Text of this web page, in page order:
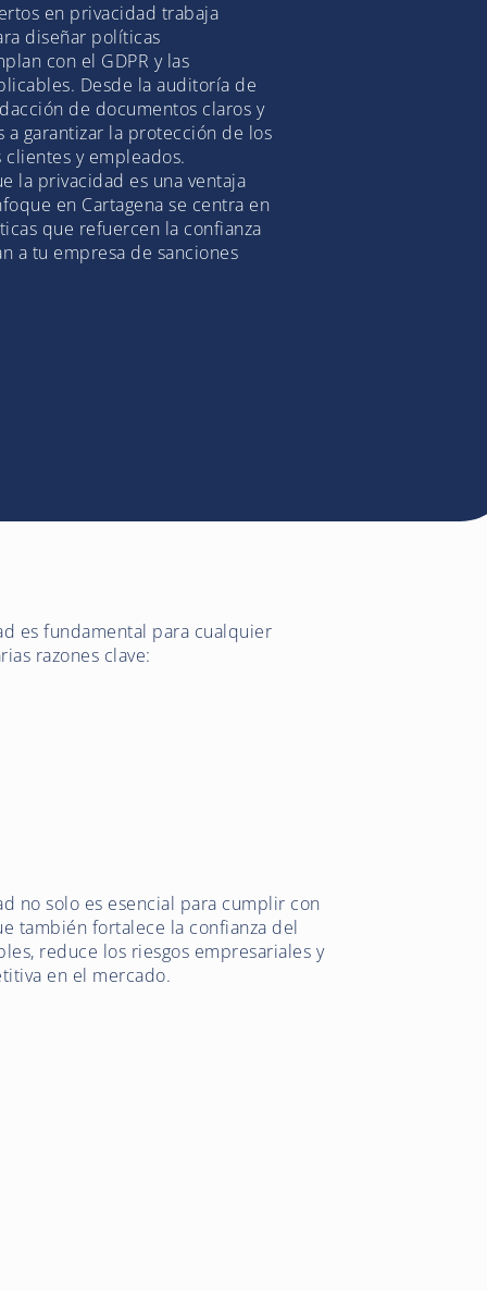
en privacidad trabaja
diseñar políticas
con el GDPR y las
Desde la auditoría de
de documentos claros y
a garantizar la protección de los
y empleados.
la privacidad es una ventaja
en Cartagena se centra en
que refuercen la confianza
a tu empresa de sanciones
es fundamental para cualquier
razones clave:
no solo es esencial para cumplir con
también fortalece la confianza del
reduce los riesgos empresariales y
en el mercado.